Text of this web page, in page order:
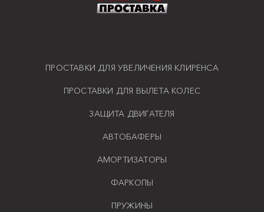
ПРОСТАВКИ ДЛЯ УВЕЛИЧЕНИЯ КЛИРЕНСА
ПРОСТАВКИ ДЛЯ ВЫЛЕТА КОЛЕС
ЗАЩИТА ДВИГАТЕЛЯ
АВТОБАФЕРЫ
АМОРТИЗАТОРЫ
ФАРКОПЫ
ПРУЖИНЫ